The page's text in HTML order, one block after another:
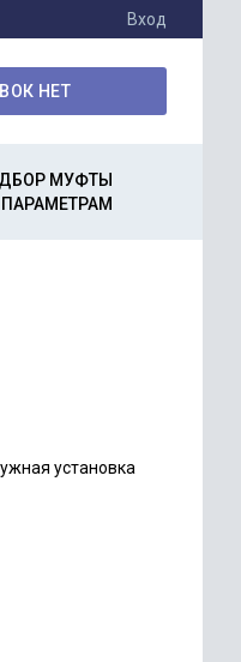
Вход
НЕТ
МУФТЫ
установка